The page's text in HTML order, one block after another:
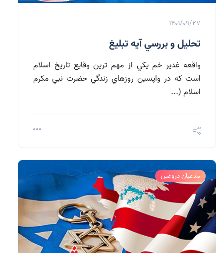
1401/09/27
تحليل و بررسي آيه تبليغ
واقعه غدير خم يكي از مهم ترين وقايع تاريخ اسلام
است كه در واپسين روزهاي زندگي حضرت نبي مكرم
اسلام (...
مدعیان دروغین